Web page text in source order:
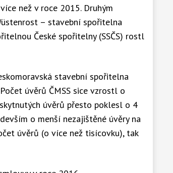
než v roce 2015. Druhým
– stavební spořitelna
České spořitelny (SSČS) rostl
stavební spořitelna
úvěrů ČMSS sice vzrostl o
úvěrů přesto poklesl o 4
o menší nezajištěné úvěry na
úvěrů (o více než tisícovku), tak